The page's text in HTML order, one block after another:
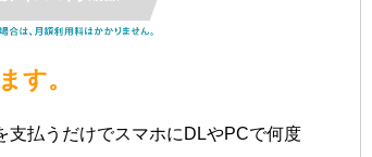
す。
支払うだけでスマホにDLやPCで何度